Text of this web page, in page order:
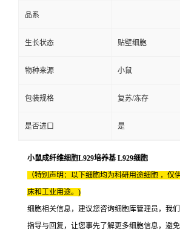
品系
生长状态 贴壁细胞
物种来源 小鼠
包装规格 复苏/冻存
是否进口 是
小鼠成纤维细胞L929培养基 L929细胞
（特别声明：以下细胞均为科研用途细胞 ，仅
床和工业用途。)
细胞相关信息，建议您咨询细胞库管理员，我
指导与回复，让您事先了解更多细胞信息，避免